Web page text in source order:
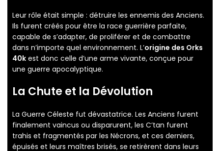
Leur rôle était simple : détruire les ennemis des Anciens.
Ils furent créés pour être la race guerrière parfaite,
capable de s’adapter, de proliférer et de combattre
dans n’importe quel environnement. L’origine des Orks
40k est donc celle d’une arme vivante, conçue pour
une guerre apocalyptique.
La Chute et la Dévolution
La Guerre Céleste fut dévastatrice. Les Anciens furent
finalement vaincus ou disparurent, les C’tan furent
trahis et fragmentés par les Nécrons, et ces derniers,
épuisés et leurs maîtres brisés, se retirèrent dans leurs